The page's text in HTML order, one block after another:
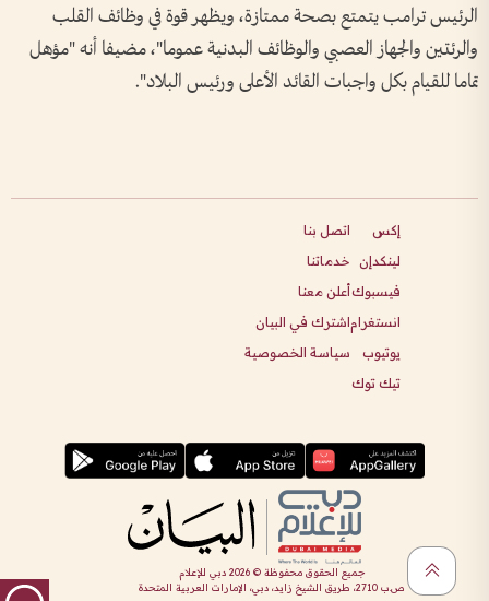
الرئيس ترامب يتمتع بصحة ممتازة، ويظهر قوة في وظائف القلب
والرئتين والجهاز العصبي والوظائف البدنية عموما"، مضيفا أنه "مؤهل
تماما للقيام بكل واجبات القائد الأعلى ورئيس البلاد".
إكس
لينكدإن
فيسبوك
انستغرام
يوتيوب
تيك توك
اتصل بنا
خدماتنا
أعلن معنا
اشترك في البيان
سياسة الخصوصية
جميع الحقوق محفوظة ©2026 دبي للإعلام
ص.ب 2710، طريق الشيخ زايد، دبي، الإمارات العربية المتحدة